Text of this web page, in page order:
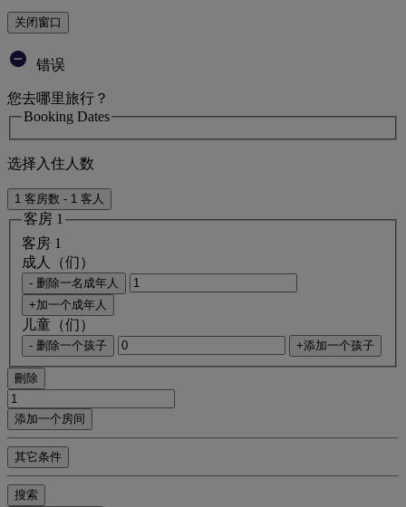
关闭窗口
错误
您去哪里旅行？
Booking Dates
选择入住人数
1 客房数 - 1 客人
客房 1
客房 1
成人（们）
- 删除一名成年人
+加一个成年人
儿童（们）
- 删除一个孩子 +添加一个孩子
刪除
添加一个房间
其它条件
搜索